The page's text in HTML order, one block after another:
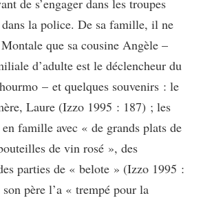
la police. De sa famille, il ne
que sa cousine Angèle –
d’adulte est le déclencheur du
– et quelques souvenirs : le
Laure (Izzo 1995 : 187) ; les
en famille avec « de grands plats de
de vin rosé », des
parties de « belote » (Izzo 1995 :
père l’a « trempé pour la